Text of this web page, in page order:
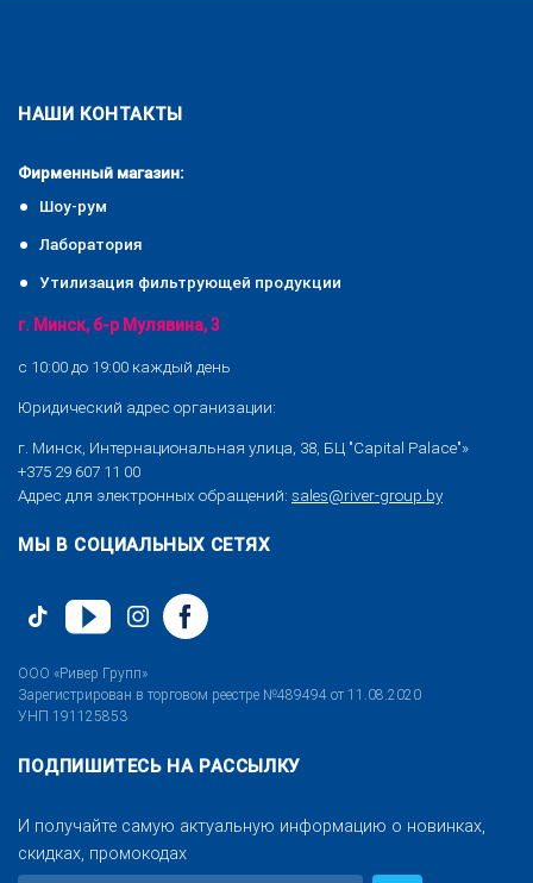
НАШИ КОНТАКТЫ
Фирменный магазин:
Шоу-рум
Лаборатория
Утилизация фильтрующей продукции
г. Минск, б-р Мулявина, 3
с 10:00 до 19:00 каждый день
Юридический адрес организации:
г. Минск, Интернациональная улица, 38, БЦ "Capital Palace"»
+375 29 607 11 00
Адрес для электронных обращений: sales@river-group.by
МЫ В СОЦИАЛЬНЫХ СЕТЯХ
ООО «Ривер Групп»
Зарегистрирован в торговом реестре №489494 от 11.08.2020
УНП 191125853
ПОДПИШИТЕСЬ НА РАССЫЛКУ
И получайте самую актуальную информацию о новинках,
скидках, промокодах